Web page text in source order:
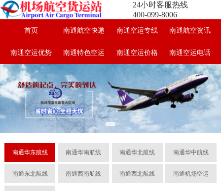
24小时客服热线
400-099-8006
首页 南通航空快递 南通空运专线 南通航空资讯
南通空运优势 南通特色空运 南通空运价格 南通空运电话
南通华东航线 南通华南航线 南通华北航线 南通华中航线
南通东北航线 南通西南航线 南通西北航线 南通机场空运